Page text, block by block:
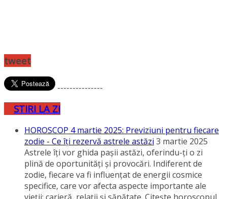
tweet
---------------
STIRI LA ZI
HOROSCOP 4 martie 2025: Previziuni pentru fiecare
zodie - Ce îţi rezervă astrele astăzi 3 martie 2025
Astrele îţi vor ghida paşii astăzi, oferindu-ţi o zi
plină de oportunităţi şi provocări. Indiferent de
zodie, fiecare va fi influenţat de energii cosmice
specifice, care vor afecta aspecte importante ale